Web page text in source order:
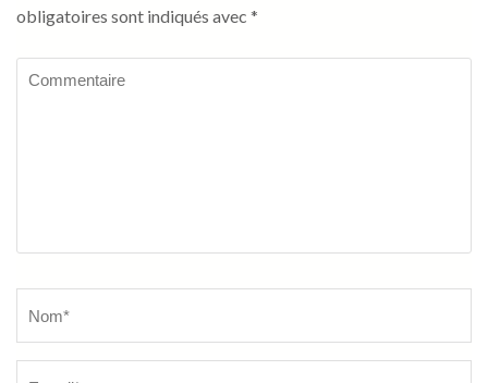
obligatoires sont indiqués avec *
Commentaire